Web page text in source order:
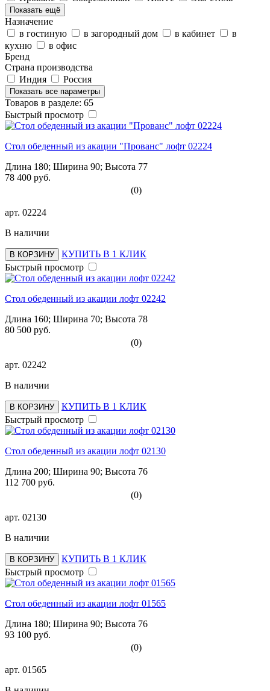
Показать ещё
Назначение
в гостиную
в загородный дом в кабинет
в
кухню
в офис
Бренд
Страна производства
Индия
Россия
Показать все параметры
Товаров в разделе: 65
Быстрый просмотр
Стол обеденный из акации "Прованс" лофт 02224
Длина 180; Ширина 90; Высота 77
78 400 руб.
(0)
арт. 02224
В наличии
В КОРЗИНУ
КУПИТЬ В 1 КЛИК
Быстрый просмотр
Стол обеденный из акации лофт 02242
Длина 160; Ширина 70; Высота 78
80 500 руб.
(0)
арт. 02242
В наличии
В КОРЗИНУ
КУПИТЬ В 1 КЛИК
Быстрый просмотр
Стол обеденный из акации лофт 02130
Длина 200; Ширина 90; Высота 76
112 700 руб.
(0)
арт. 02130
В наличии
В КОРЗИНУ
КУПИТЬ В 1 КЛИК
Быстрый просмотр
Стол обеденный из акации лофт 01565
Длина 180; Ширина 90; Высота 76
93 100 руб.
(0)
арт. 01565